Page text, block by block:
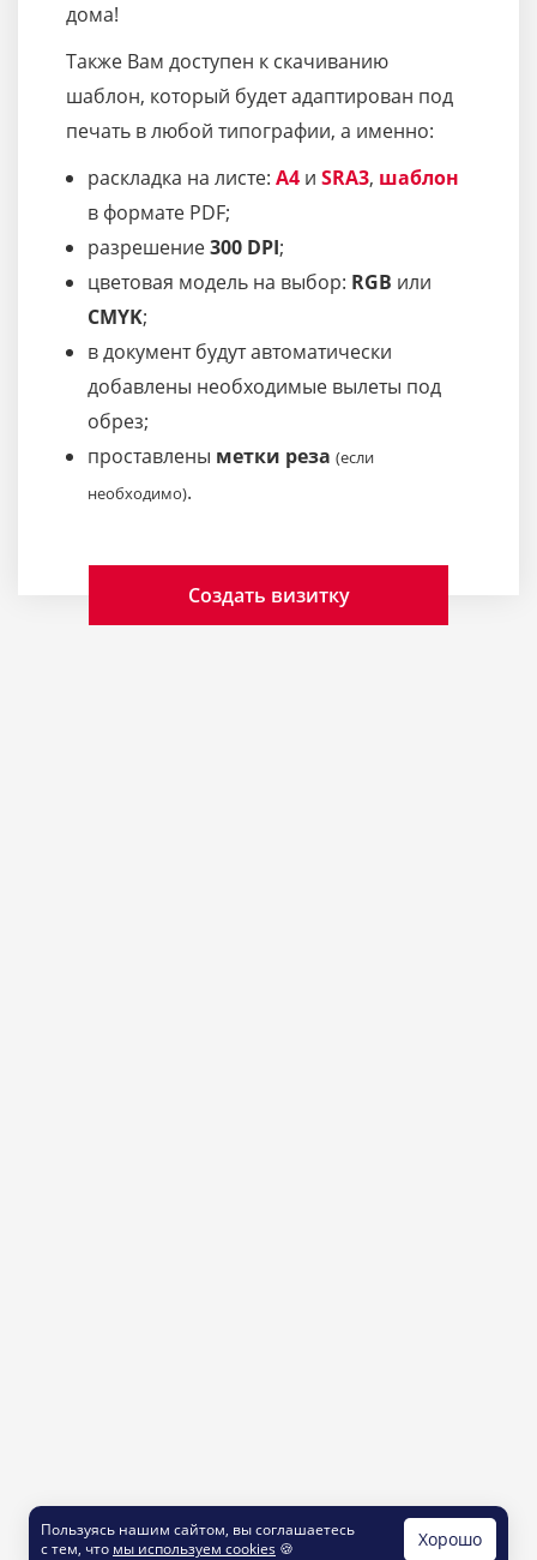
дома!
Также Вам доступен к скачиванию
шаблон, который будет адаптирован под
печать в любой типографии, а именно:
раскладка на листе: A4 и SRA3, шаблон
в формате PDF;
разрешение300 DPI;
цветовая модель на выбор: RGB или
CMYK;
в документ будут автоматически
добавлены необходимые вылеты под
обрез;
проставлены метки реза (если
необходимо).
Создать визитку
Пользуясь нашим сайтом, вы соглашаетесь
с тем, что мы используем cookies 🍪 Хорошо